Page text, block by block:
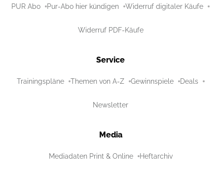
PUR Abo Pur-Abo hier kündigen Widerruf digitaler Käufe
Widerruf PDF-Käufe
Service
Trainingspläne Themen von A-Z Gewinnspiele Deals
Newsletter
Media
Mediadaten Print & Online Heftarchiv